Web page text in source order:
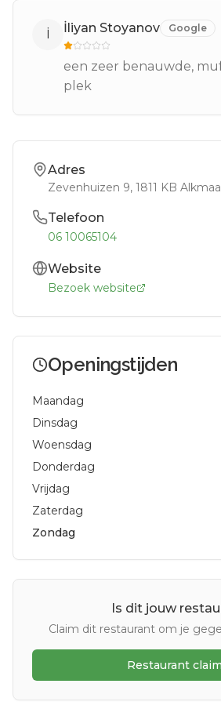
İ İliyan Stoyanov Google
een zeer benauwde,
plek
Adres
Zevenhuizen 9, 1811 KB
Telefoon
06 10065104
Website
Bezoek website
Openingstijden
Maandag
Dinsdag
Woensdag
Donderdag
Vrijdag
Zaterdag
Zondag
Is dit jouw
Claim dit restaurant om je
Restaurant